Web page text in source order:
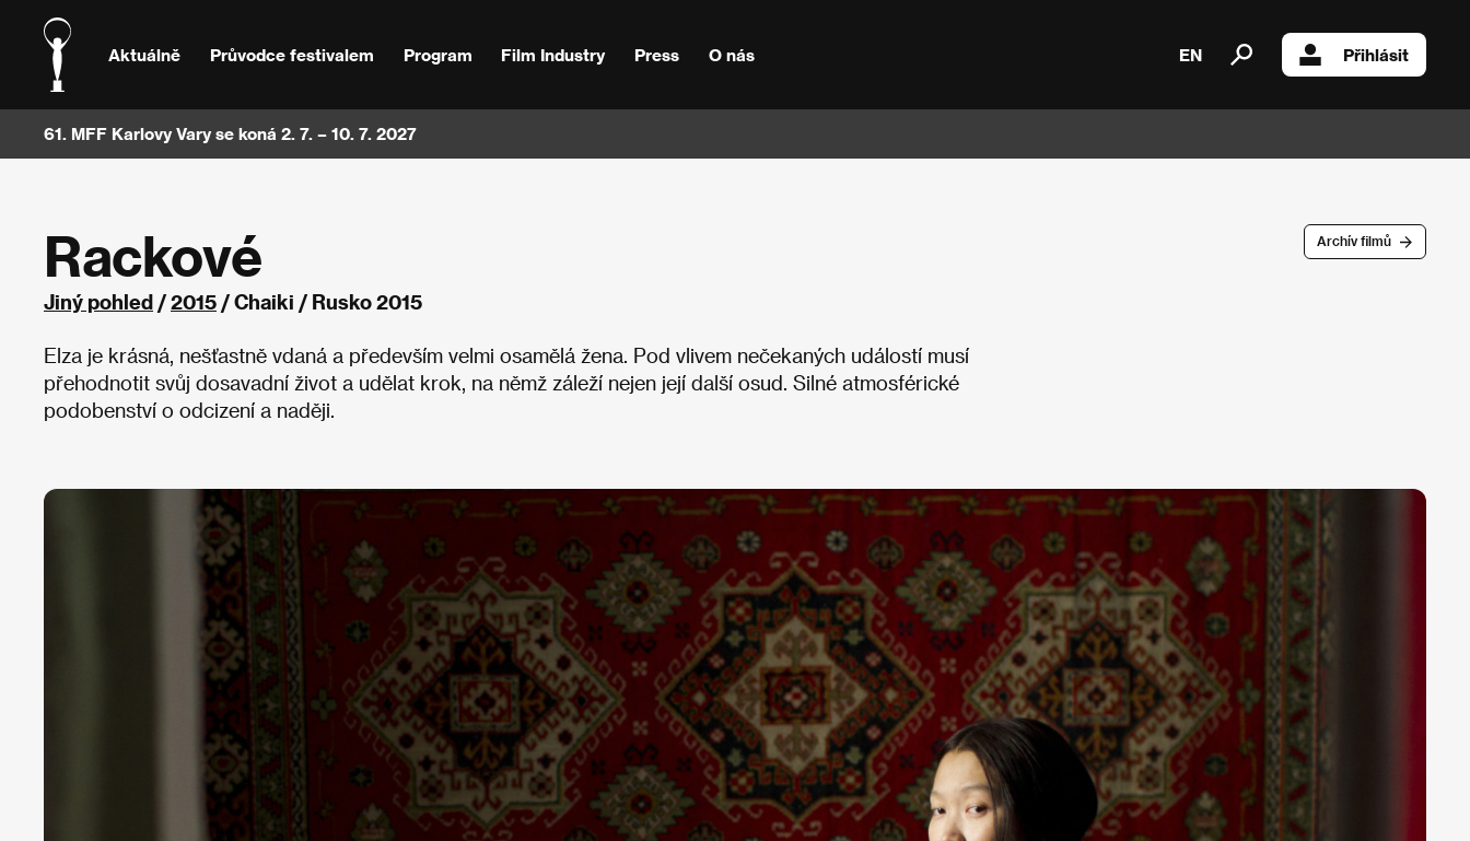
Aktuálně Průvodce festivalem Program Film Industry Press O nás EN Přihlásit
61. MFF Karlovy Vary se koná 2. 7. – 10. 7. 2027
Archív filmů
Rackové
Jiný pohled /2015 / Chaiki / Rusko 2015
Elza je krásná, nešťastně vdaná a především velmi osamělá žena. Pod vlivem nečekaných událostí musí
přehodnotit svůj dosavadní život a udělat krok, na němž záleží nejen její další osud. Silné atmosférické
podobenství o odcizení a naději.